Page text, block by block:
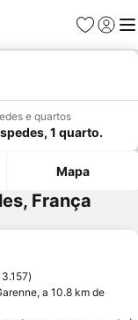
Favoritos
Iniciar
e quartos
1 quarto.
Mapa
França
favoritos
3.157
a 10.8 km de